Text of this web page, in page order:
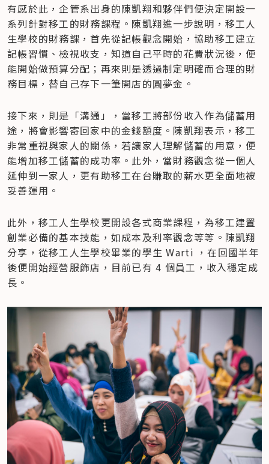
有感於此，企管系出身的陳凱翔和夥伴們便決定開設一
系列針對移工的財務課程。陳凱翔進一步說明，移工人
生學校的財務課，首先從記帳觀念開始，協助移工建立
記帳習慣、檢視收支，知道自己平時的花費狀況後，便
能開始做預算分配；再來則是透過制定明確而合理的財
務目標，替自己存下一筆開店的圓夢金。
接下來，則是「溝通」，當移工將部份收入作為儲蓄用
途，將會影響寄回家中的金錢額度。陳凱翔表示，移工
非常重視與家人的關係，若讓家人理解儲蓄的用意，便
能增加移工儲蓄的成功率。此外，當財務觀念從一個人
延伸到一家人，更有助移工在台賺取的薪水更全面地被
妥善運用。
此外，移工人生學校更開設各式商業課程，為移工建置
創業必備的基本技能，如成本及利率觀念等等。陳凱翔
分享，從移工人生學校畢業的學生 Warti ，在回國半年
後便開始經營服飾店，目前已有 4 個員工，收入穩定成
長。